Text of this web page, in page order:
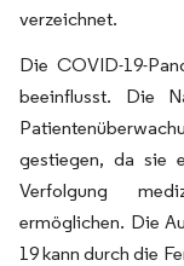
verzeichnet.
Die COVID-19-
beeinflusst. Die
gestiegen, da sie
Verfolgung
ermöglichen. Die
19 kann durch die